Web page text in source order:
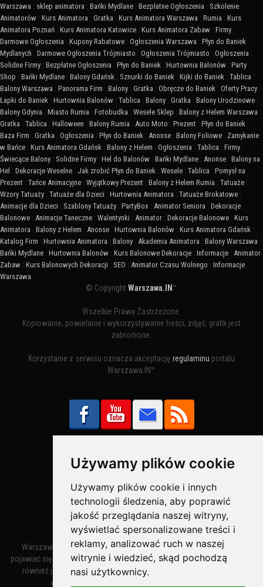
Używamy plików cookie
Używamy plików cookie i innych
technologii śledzenia, aby poprawić
jakość przeglądania naszej witryny,
wyświetlać spersonalizowane treści i
reklamy, analizować ruch w naszej
witrynie i wiedzieć, skąd pochodzą
nasi użytkownicy.
Warszawa : sklep animatora : Bańki Mydlane : Bezpłatne Ogłoszenia : Szkolenie
Animatorów : Kurs Animatora : Gratka : Kurs Animatora Warszawa : Rumia : Kurs
Animatora Poznań : Kurs Animatora Katowice : Kurs Animatora Zabaw : Firmy :
Darmowe Ogłoszenia : Kupony Rabatowe : Ogłoszenia Warszawa : Płyn do Baniek
Mydlanych : Darmowe Ogłoszenia Trójmiasto : Ogłoszenia Trójmiasto : Ogłoszenia :
Solidne Firmy : Bezpłatne Ogłoszenia : Płyn do Baniek : Hurtownia Balonów : Party
Shop : Bańki Mydlane : Balony Gdańsk : Sznurki do Baniek : Kijki do Baniek : Tablica :
Balony Warszawa : Panorama Firm : Balony : Gratka : Obręcze do Baniek : Oferty Pracy :
Łapki do Baniek : Hurtownia Balonów : Tablica : Balony : Gratka : Balony Urodzinowe :
Balony Gdynia : Miasto Rumia : Fotobudka : Wesele Sklep : Balony z Helem Warszawa :
Gratka : Tablica : Halloween : Balony Rumia : Auto Moto : Prezent : Płyn do Baniek :
Baza Firm : Gratka : Ogłoszenia : Płyn do Baniek : Anonse : Balony Foliowe : Zamykanie
w Bańce : Kurs Animatora Gdańsk : Balony z Helem : Ogłoszenia : Tablica : Firmy :
Świecące Balony : Solidne Firmy : Hel do Balonów : Bańki Mydlane : Anonse : Balony na
Hel : Dekoracje Weselne : Jak zrobić Płyn do Baniek : Wesele : Tablica : Pomysł na
Prezent : Tańce Animacyjne : Wyjątkowy Prezent : Balony z Helem Rumia : Tatuaże :
Wzory Tatuaży : Tatuaże dla Dzieci : Hurtownia Animatora : Tatuaże Brokatowe :
Animacje dla Dzieci : Szablony Tatuaży : PartyBox : Animator Seniora : Dekoracje
Balonowe : Animacje Taneczne : Walentynki : Animator : Dekoracje Balonowe : Kurs
Animatora : Balony z Helem : Anonse : Hurtownia Balonów : Kurs Animatora Gdańsk :
Katalog Firm : Hurtownia Animatora : Balony : Akademia Animatora : Balony Warszawa :
Bańki Mydlane : Hurtownia Balonów : Kurs Balonowe Dekoracje : Informacje : Animator
Zabaw : Kurs Balonowych Dekoracji : SEO : Animator Czasu Wolnego : Informacje
Warszawa
© CopyrightWarszawa.IN ™
Wszelkie Prawa Zastrzeżone.
Kopiowanie, powielanie i wykorzystywanie treści, zdjęć, grafik jest
zabronione.
Korzystanie z serwisu oznacza akceptację regulaminu portalu
Warszawa.IN™
Bezpieczne Płatności obsługuje:
Warszawa – miasto stołeczne Warszawa. Nazwa miasta zaczęła
pojawiać się w dokumentach w XIV wieku jako Warszewa, a od XV wieku
również jako Warszowa. Zmiana nazwy na Warszawa w XV wieku
wynikała z mazowieckiej wymowy dialektycznej.